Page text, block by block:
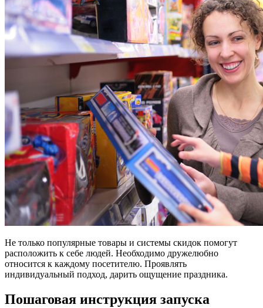
Не только популярные товары и системы скидок помогут
расположить к себе людей. Необходимо дружелюбно
относится к каждому посетителю. Проявлять
индивидуальный подход, дарить ощущение праздника.
Пошаговая инструкция запуска